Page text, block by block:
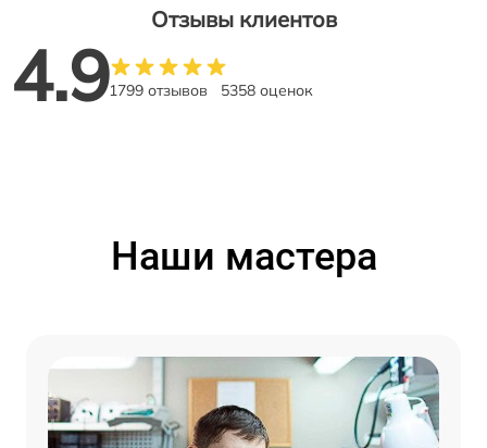
Отзывы клиентов
4.91799 отзывов 5358 оценок
Наши мастера